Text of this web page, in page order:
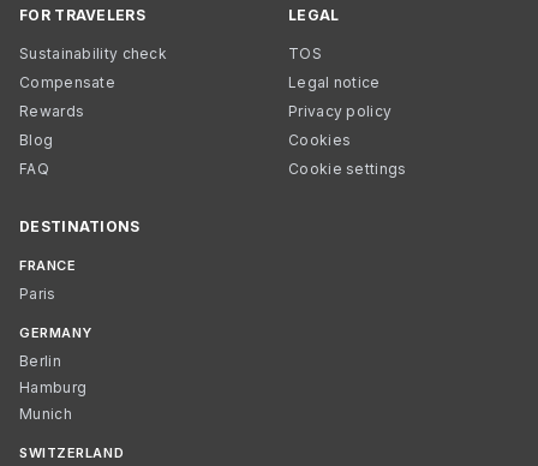
FOR TRAVELERS
Sustainability check
Compensate
Rewards
Blog
FAQ
LEGAL
TOS
Legal notice
Privacy policy
Cookies
Cookie settings
DESTINATIONS
FRANCE
Paris
GERMANY
Berlin
Hamburg
Munich
SWITZERLAND